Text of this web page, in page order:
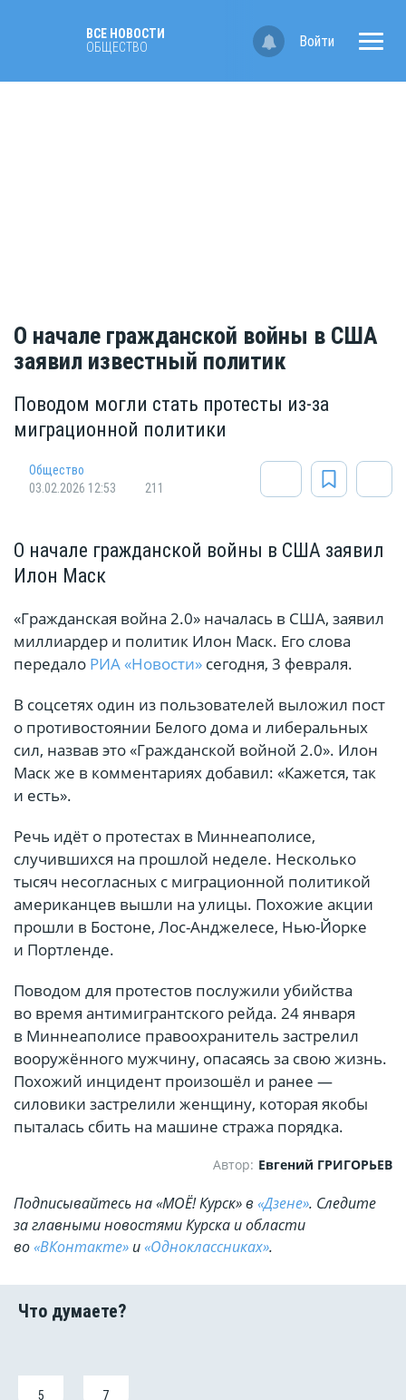
ВСЕ НОВОСТИ
ОБЩЕСТВО
Войти
О начале гражданской войны в США
заявил известный политик
Поводом могли стать протесты из-за
миграционной политики
Общество
03.02.2026 12:53
211
О начале гражданской войны в США заявил
Илон Маск
«Гражданская война 2.0» началась в США, заявил
миллиардер и политик Илон Маск. Его слова
передало РИА «Новости» сегодня, 3 февраля.
В соцсетях один из пользователей выложил пост
о противостоянии Белого дома и либеральных
сил, назвав это «Гражданской войной 2.0». Илон
Маск же в комментариях добавил: «Кажется, так
и есть».
Речь идёт о протестах в Миннеаполисе,
случившихся на прошлой неделе. Несколько
тысяч несогласных с миграционной политикой
американцев вышли на улицы. Похожие акции
прошли в Бостоне, Лос-Анджелесе, Нью-Йорке
и Портленде.
Поводом для протестов послужили убийства
во время антимигрантского рейда. 24 января
в Миннеаполисе правоохранитель застрелил
вооружённого мужчину, опасаясь за свою жизнь.
Похожий инцидент произошёл и ранее —
силовики застрелили женщину, которая якобы
пыталась сбить на машине стража порядка.
Автор: Евгений ГРИГОРЬЕВ
Подписывайтесь на «МОЁ! Курск» в «Дзене». Cледите
за главными новостями Курска и области
во«ВКонтакте» и«Одноклассниках».
5 7